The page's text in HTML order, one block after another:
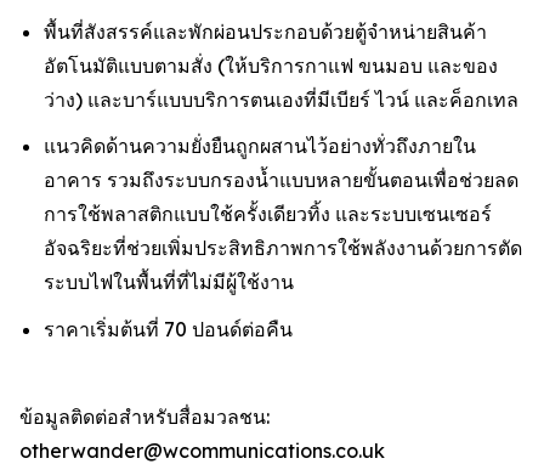
พื้นที่สังสรรค์และพักผ่อนประกอบด้วยตู้จำหน่ายสินค้า
อัตโนมัติแบบตามสั่ง (ให้บริการกาแฟ ขนมอบ และของ
ว่าง) และบาร์แบบบริการตนเองที่มีเบียร์ ไวน์ และค็อกเทล
แนวคิดด้านความยั่งยืนถูกผสานไว้อย่างทั่วถึงภายใน
อาคาร รวมถึงระบบกรองน้ำแบบหลายขั้นตอนเพื่อช่วยลด
การใช้พลาสติกแบบใช้ครั้งเดียวทิ้ง และระบบเซนเซอร์
อัจฉริยะที่ช่วยเพิ่มประสิทธิภาพการใช้พลังงานด้วยการตัด
ระบบไฟในพื้นที่ที่ไม่มีผู้ใช้งาน
ราคาเริ่มต้นที่ 70 ปอนด์ต่อคืน
ข้อมูลติดต่อสำหรับสื่อมวลชน:
otherwander@wcommunications.co.uk